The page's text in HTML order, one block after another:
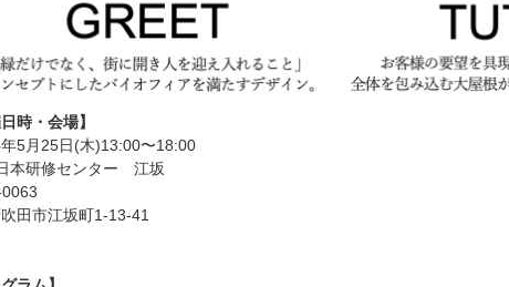
日時・会場】
5月25日(木)13:00〜18:00
本研修センター 江坂
田市江坂町1-13-41